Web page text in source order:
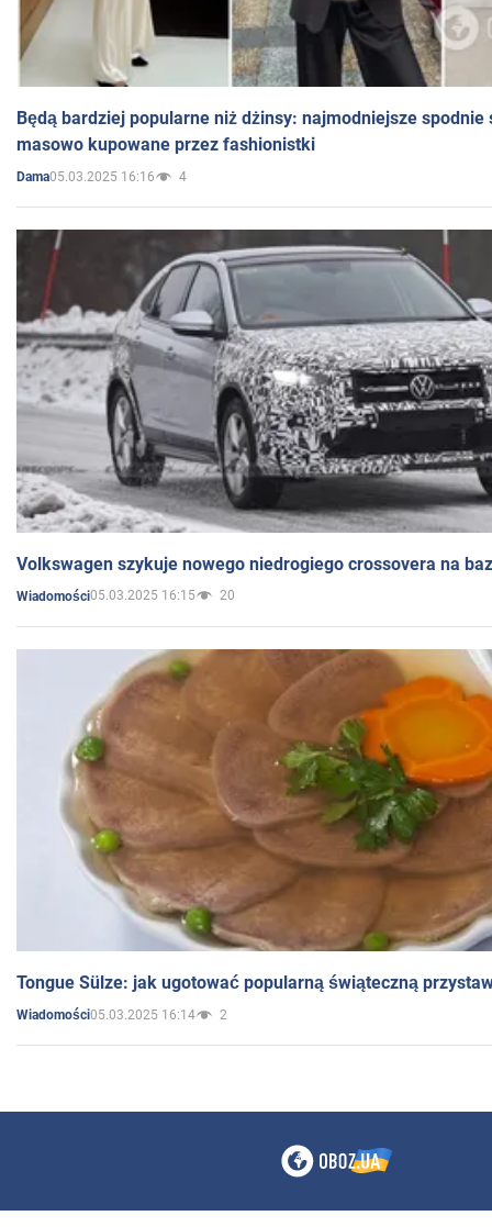
Będą bardziej popularne niż dżinsy: najmodniejsze spodnie
masowo kupowane przez fashionistki
Dama05.03.2025 16:16 4
Volkswagen szykuje nowego niedrogiego crossovera na
Wiadomości05.03.2025 16:15 20
Tongue Sülze: jak ugotować popularną świąteczną
Wiadomości05.03.2025 16:14 2